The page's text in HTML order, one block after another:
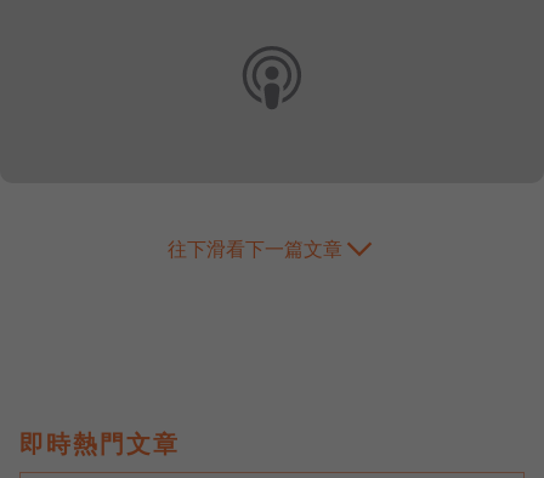
往下滑看下一篇文章
即時熱門文章